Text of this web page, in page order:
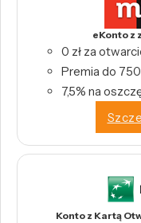
eKonto z
0 zł za
Premia do 750
7,5% na
Konto z Kartą